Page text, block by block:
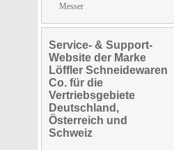
Messer
Service- & Support-
Website der Marke
Löffler Schneidewaren
Co. für die
Vertriebsgebiete
Deutschland,
Österreich und
Schweiz